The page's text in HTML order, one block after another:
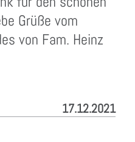
Grüße vom
von Fam. Heinz
17.12.2021